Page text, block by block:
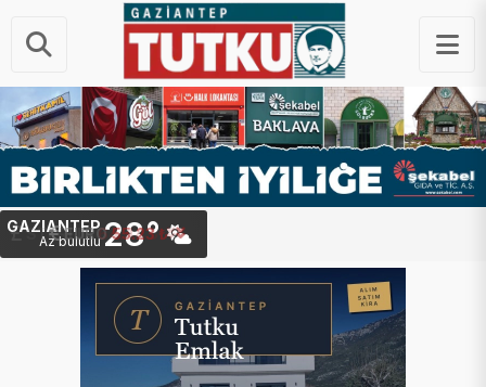
STERLIN 64.44 ₺
GAZIANTEP
Az bulutlu28°